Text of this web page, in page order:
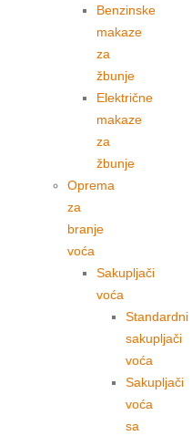
Benzinske
makaze
za
žbunje
Električne
makaze
za
žbunje
Oprema
za
branje
voća
Sakupljači
voća
Standardni
sakupljači
voća
Sakupljači
voća
sa